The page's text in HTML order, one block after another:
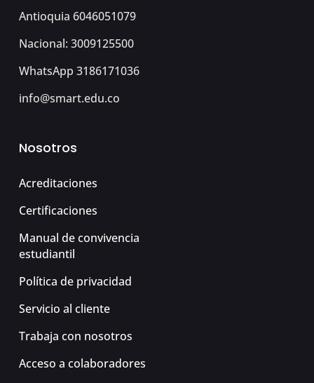
Antioquia 6046051079
Nacional: 3009125500
WhatsApp 3186171036
info@smart.edu.co
Nosotros
Acreditaciones
Certificaciones
Manual de convivencia
estudiantil
Política de privacidad
Servicio al cliente
Trabaja con nosotros
Acceso a colaboradores